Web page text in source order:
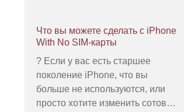
то, что вам нужно, когда вы
нажмете, перетащить,
масштабирование,
распространение, держать или
фильм на нем. Эти жесты
являются основными, но
Что вы можете сделать с iPhone
With No SIM-карты
? Если у вас есть старшее
поколение iPhone, что вы
больше не используются, или
просто хотите изменить сотовый